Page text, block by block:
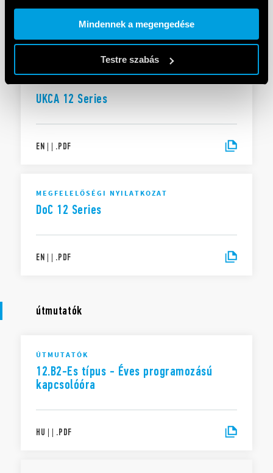
Cookie policy.
Mindennek a megengedése
Testre szabás
MEGFELELŐSÉGI NYILATKOZAT UKCA
UKCA 12 Series
EN | | .PDF
MEGFELELŐSÉGI NYILATKOZAT
DoC 12 Series
EN | | .PDF
útmutatók
ÚTMUTATÓK
12.B2-Es típus - Éves programozású
kapcsolóóra
HU | | .PDF